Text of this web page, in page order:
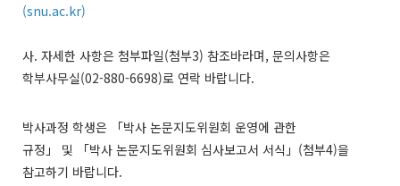
(snu.ac.kr)
사. 자세한 사항은 첨부파일(첨부3) 참조바라며, 문의사항은
학부사무실(02-880-6698)로 연락 바랍니다.
박사과정 학생은
「박사 논문지도위원회 운영에 관한
규정」
및 「박사 논문지도위원회 심사보고서 서식」 (첨부4)을
참고하기 바랍니다.